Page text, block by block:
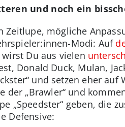
und noch ein
Zeitlupe, mögliche
Modi: Auf
Du aus vielen
Donald Duck, Mulan,
und setzen eher
der „Brawler“ und
„Speedster“ geben, die
Defensive: